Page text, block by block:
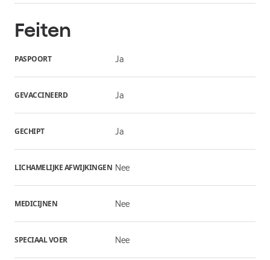
Feiten
PASPOORT Ja
GEVACCINEERD Ja
GECHIPT Ja
LICHAMELIJKE AFWIJKINGEN Nee
MEDICIJNEN Nee
SPECIAAL VOER Nee